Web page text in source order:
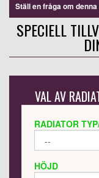
Ställ en fråga om
SPECIELL
VAL AV
RADIATOR
HÖJD